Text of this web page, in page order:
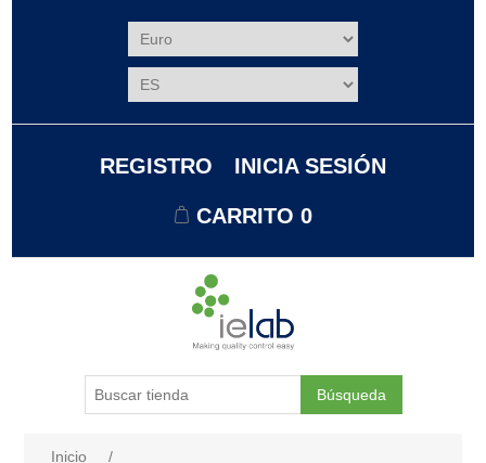
REGISTRO INICIA SESIÓN
CARRITO 0
Búsqueda
Inicio
/